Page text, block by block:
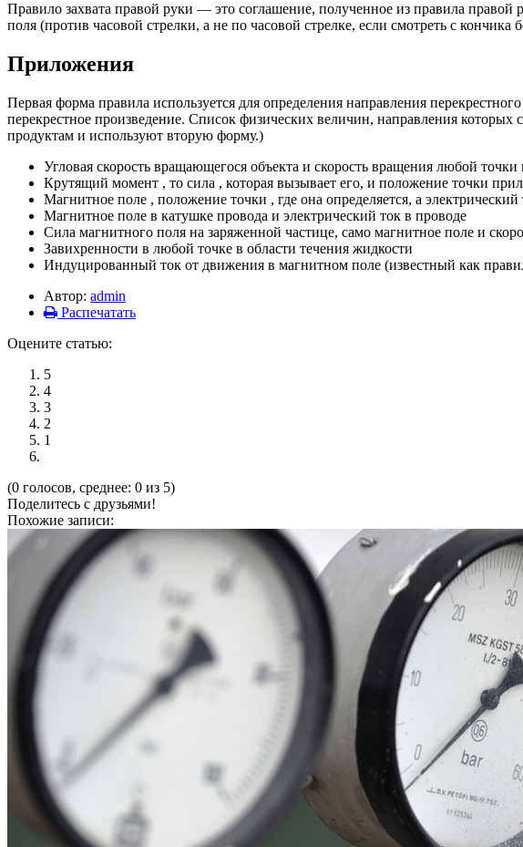
Правило захвата правой руки — это соглашение, полученное из правила
поля (против часовой стрелки, а не по часовой стрелке, если смотреть с
Приложения
Первая форма правила используется для определения направления
перекрестное произведение. Список физических величин, направления
продуктам и используют вторую форму.)
Угловая скорость вращающегося объекта и скорость вращения любой точки
Крутящий момент , то сила , которая вызывает его, и положение точки
Магнитное поле , положение точки , где она определяется, а электрический
Магнитное поле в катушке провода и электрический ток в проводе
Сила магнитного поля на заряженной частице, само магнитное поле и
Завихренности в любой точке в области течения жидкости
Индуцированный ток от движения в магнитном поле (известный как
Автор: admin
Распечатать
Оцените статью:
5
4
3
2
1
(0 голосов, среднее: 0 из 5)
Поделитесь с друзьями!
Похожие записи: